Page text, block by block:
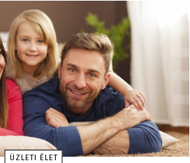
ÜZLETI ÉLET